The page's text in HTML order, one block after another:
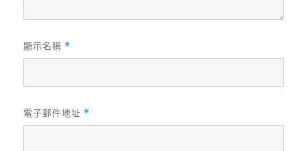
顯示名稱 *
電子郵件地址 *